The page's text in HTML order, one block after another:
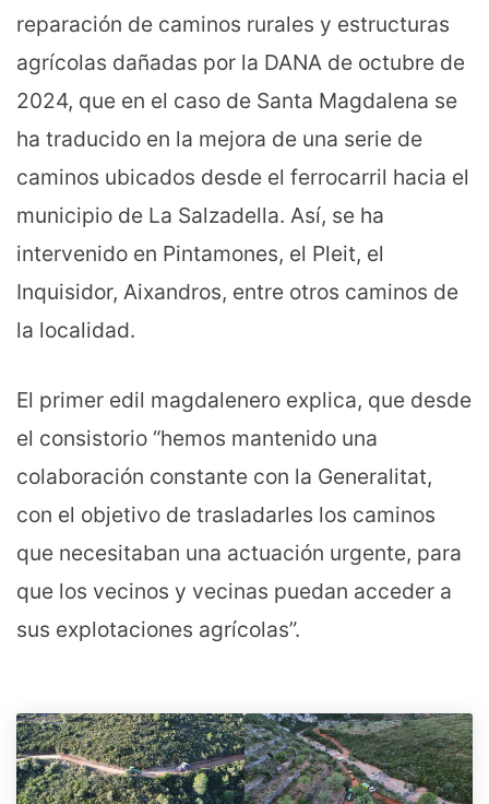
reparación de caminos rurales y estructuras
agrícolas dañadas por la DANA de octubre de
2024, que en el caso de Santa Magdalena se
ha traducido en la mejora de una serie de
caminos ubicados desde el ferrocarril hacia el
municipio de La Salzadella. Así, se ha
intervenido en Pintamones, el Pleit, el
Inquisidor, Aixandros, entre otros caminos de
la localidad.
El primer edil magdalenero explica, que desde
el consistorio “hemos mantenido una
colaboración constante con la Generalitat,
con el objetivo de trasladarles los caminos
que necesitaban una actuación urgente, para
que los vecinos y vecinas puedan acceder a
sus explotaciones agrícolas”.